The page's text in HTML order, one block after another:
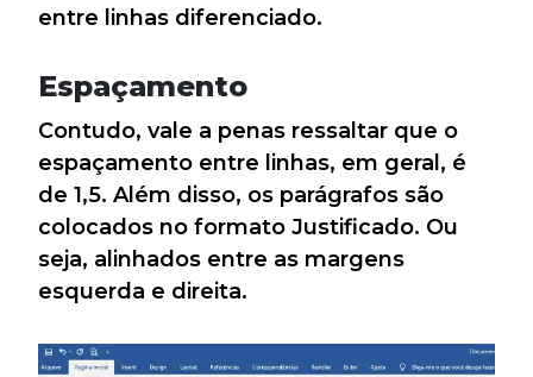
entre linhas diferenciado.
Espaçamento
Contudo, vale a penas ressaltar que o
espaçamento entre linhas, em geral, é
de 1,5. Além disso, os parágrafos são
colocados no formato Justificado. Ou
seja, alinhados entre as margens
esquerda e direita.